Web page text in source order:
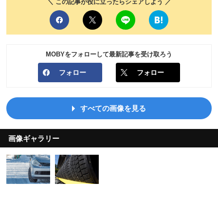
＼ この記事が役に立ったらシェアしよう ／
MOBYをフォローして最新記事を受け取ろう
フォロー フォロー
すべての画像を見る
画像ギャラリー